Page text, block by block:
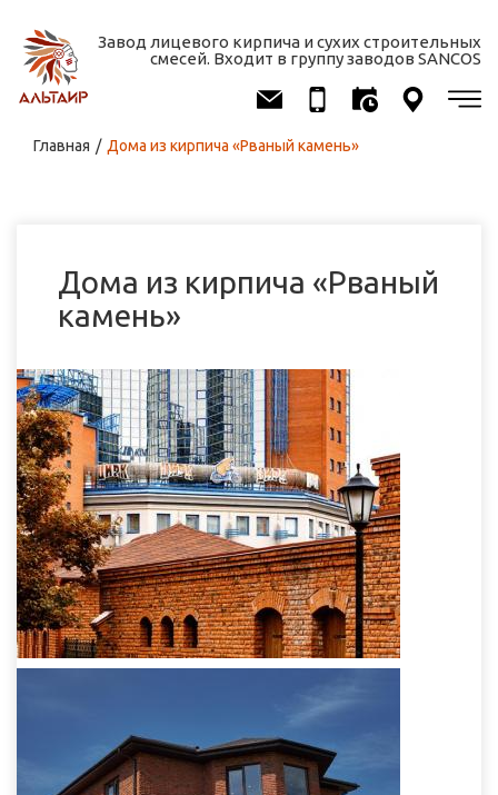
Завод лицевого кирпича и сухих строительных
смесей. Входит в группу заводов SANCOS
Вы здесь
Главная / Дома из кирпича «Рваный камень»
Дома из кирпича «Рваный
камень»